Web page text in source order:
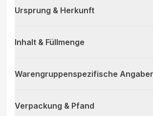
Ursprung & Herkunft
Inhalt & Füllmenge
Warengruppenspezifische
Verpackung & Pfand